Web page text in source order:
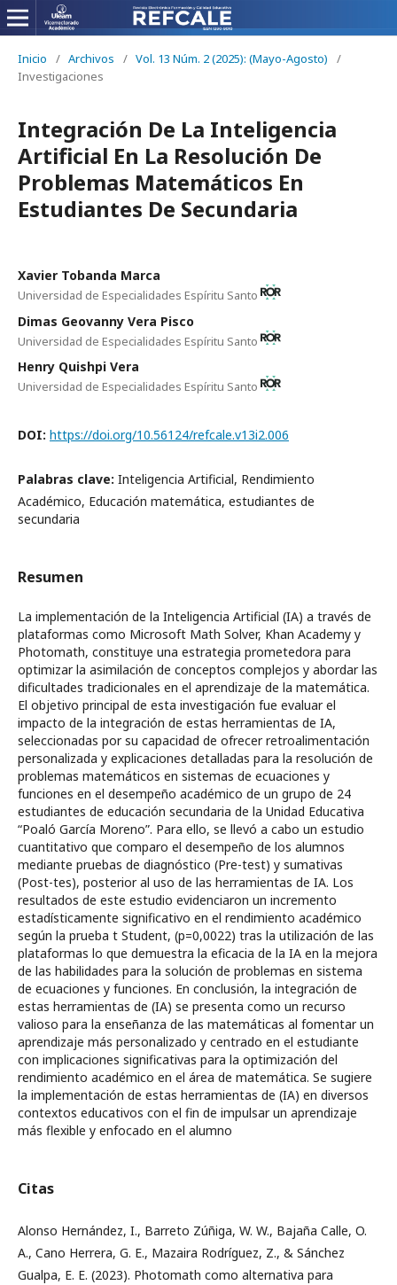
Inicio / Archivos / Vol. 13 Núm. 2 (2025): (Mayo-Agosto)
/
Investigaciones
Integración De La Inteligencia
Artificial En La Resolución De
Problemas Matemáticos En
Estudiantes De Secundaria
Xavier Tobanda Marca
Universidad de Especialidades Espíritu Santo
Dimas Geovanny Vera Pisco
Universidad de Especialidades Espíritu Santo
Henry Quishpi Vera
Universidad de Especialidades Espíritu Santo
DOI: https://doi.org/10.56124/refcale.v13i2.006
Palabras clave: Inteligencia Artificial, Rendimiento
Académico, Educación matemática, estudiantes de
secundaria
Resumen
La implementación de la Inteligencia Artificial (IA) a través de
plataformas como Microsoft Math Solver, Khan Academy y
Photomath, constituye una estrategia prometedora para
optimizar la asimilación de conceptos complejos y abordar las
dificultades tradicionales en el aprendizaje de la matemática.
El objetivo principal de esta investigación fue evaluar el
impacto de la integración de estas herramientas de IA,
seleccionadas por su capacidad de ofrecer retroalimentación
personalizada y explicaciones detalladas para la resolución de
problemas matemáticos en sistemas de ecuaciones y
funciones en el desempeño académico de un grupo de 24
estudiantes de educación secundaria de la Unidad Educativa
“Poaló García Moreno”. Para ello, se llevó a cabo un estudio
cuantitativo que comparo el desempeño de los alumnos
mediante pruebas de diagnóstico (Pre-test) y sumativas
(Post-tes), posterior al uso de las herramientas de IA. Los
resultados de este estudio evidenciaron un incremento
estadísticamente significativo en el rendimiento académico
según la prueba t Student, (p=0,0022) tras la utilización de las
plataformas lo que demuestra la eficacia de la IA en la mejora
de las habilidades para la solución de problemas en sistema
de ecuaciones y funciones. En conclusión, la integración de
estas herramientas de (IA) se presenta como un recurso
valioso para la enseñanza de las matemáticas al fomentar un
aprendizaje más personalizado y centrado en el estudiante
con implicaciones significativas para la optimización del
rendimiento académico en el área de matemática. Se sugiere
la implementación de estas herramientas de (IA) en diversos
contextos educativos con el fin de impulsar un aprendizaje
más flexible y enfocado en el alumno
Citas
Alonso Hernández, I., Barreto Zúñiga, W. W., Bajaña Calle, O.
A., Cano Herrera, G. E., Mazaira Rodríguez, Z., & Sánchez
Gualpa, E. E. (2023). Photomath como alternativa para